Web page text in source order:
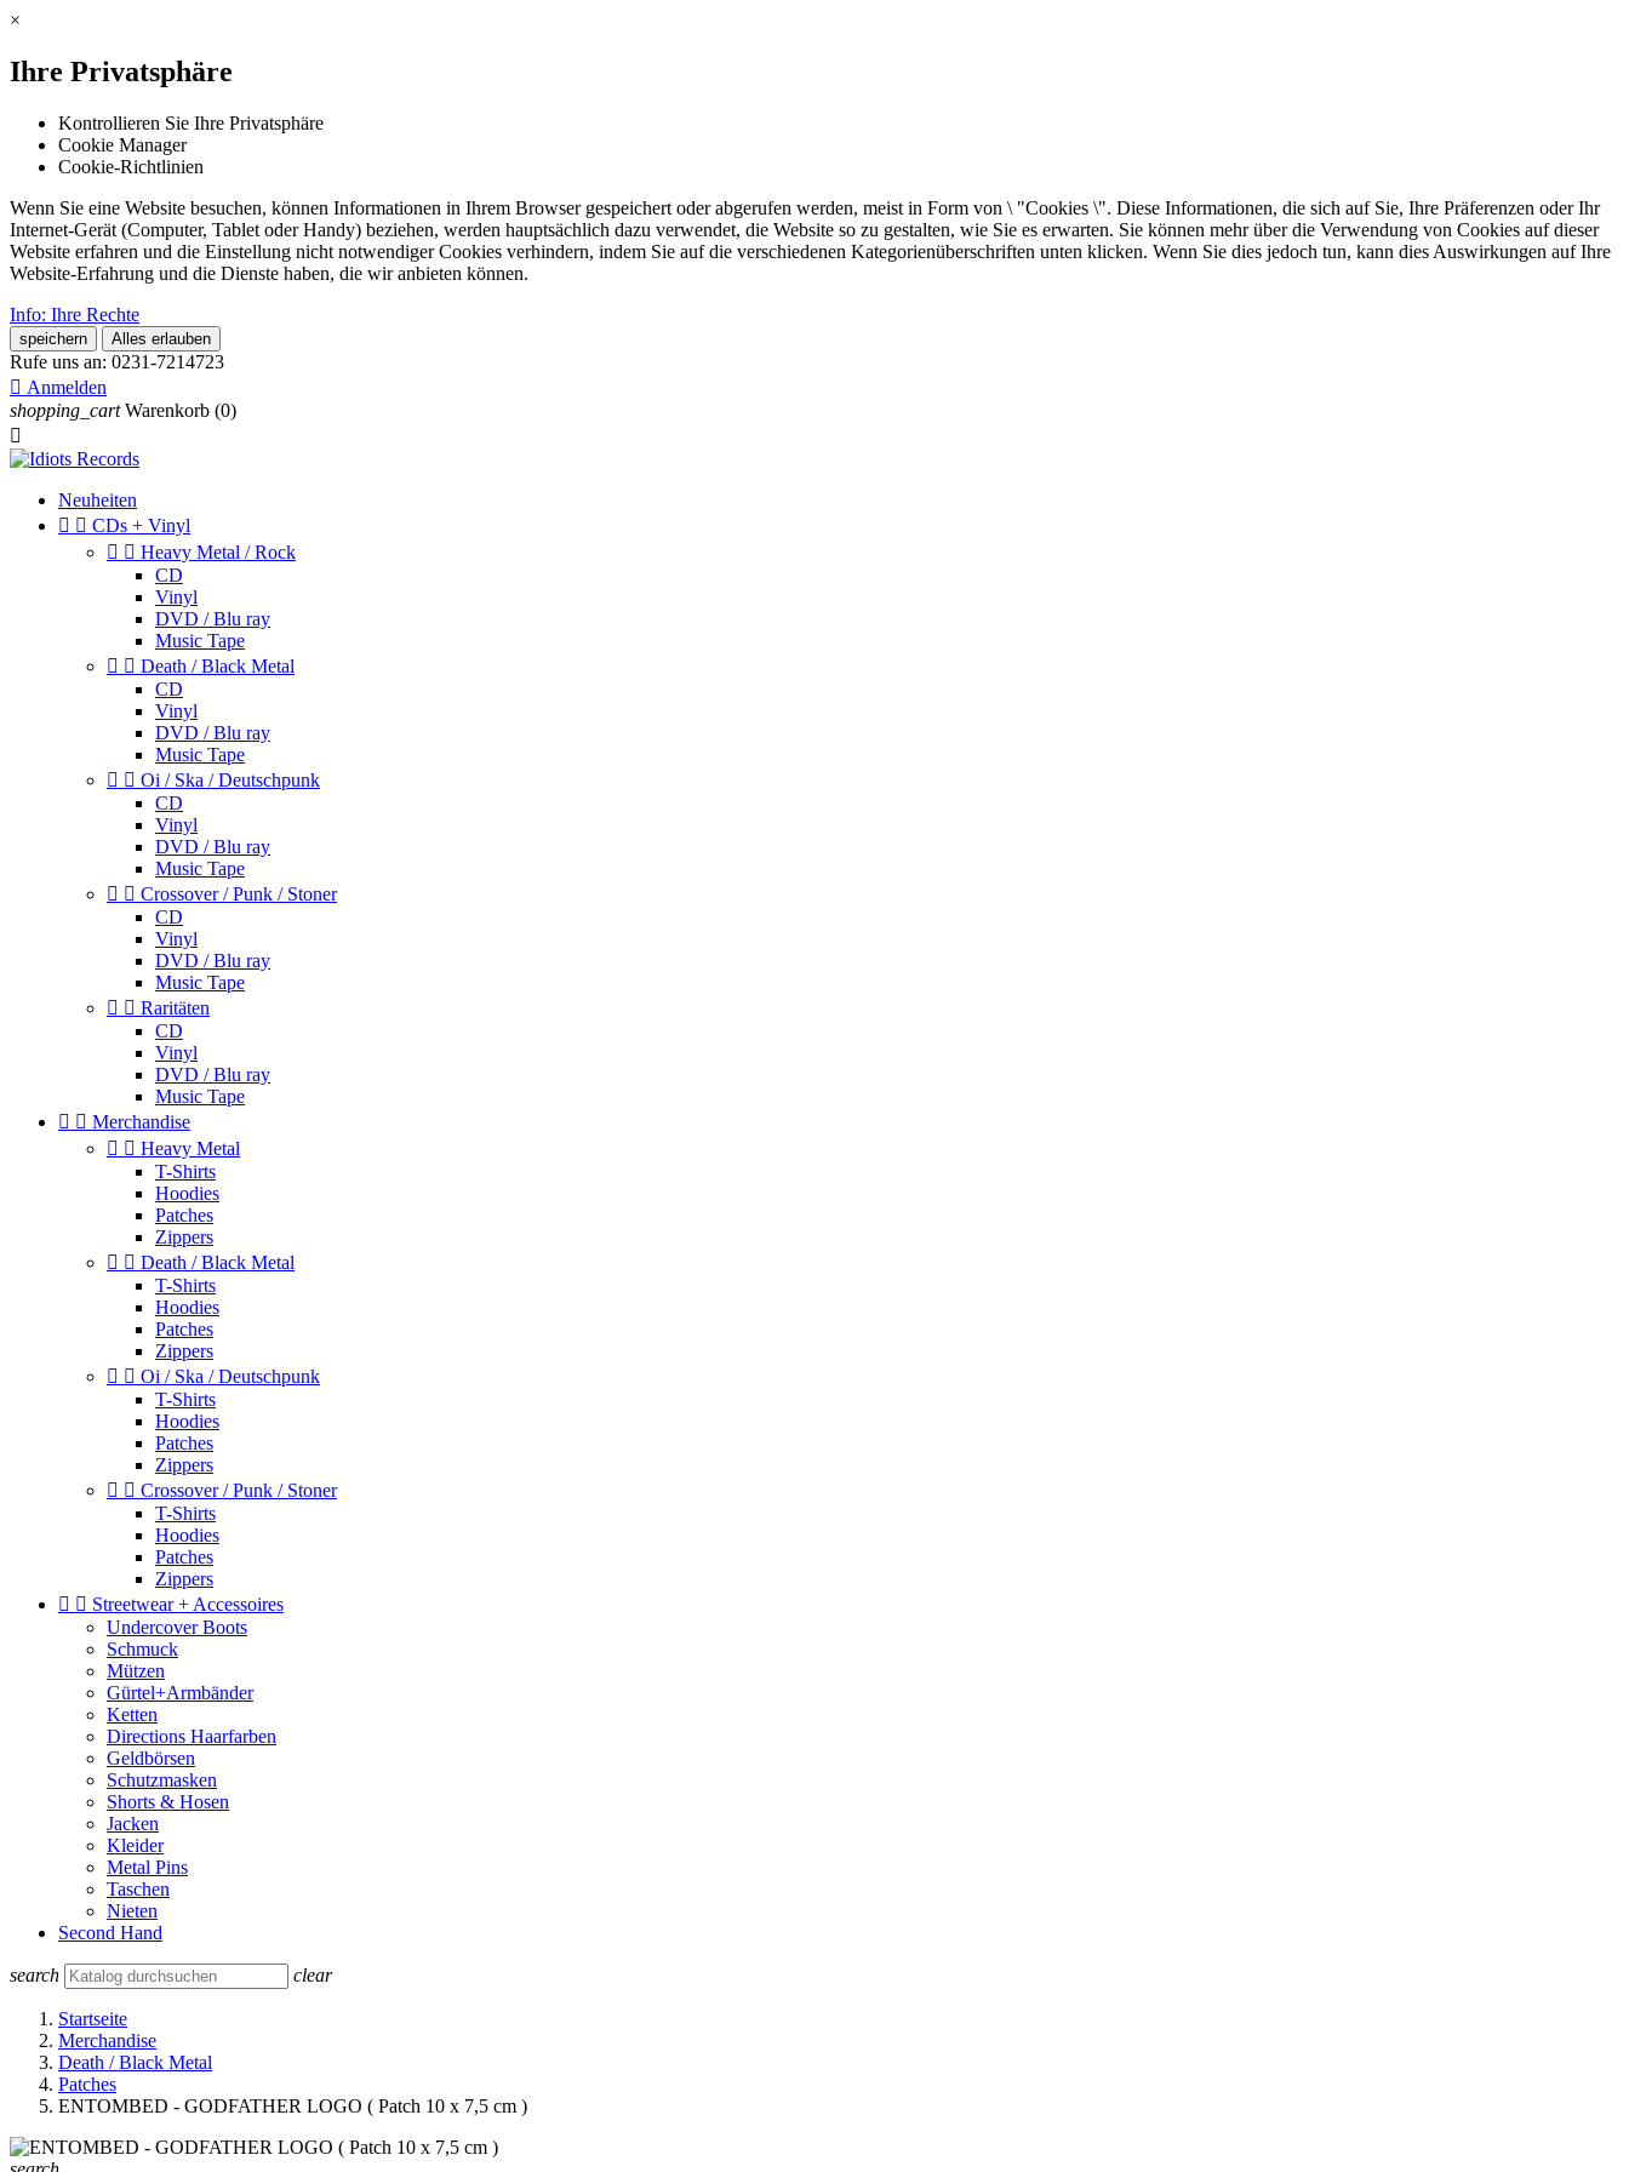
×
Ihre Privatsphäre
Kontrollieren Sie Ihre Privatsphäre
Cookie Manager
Cookie-Richtlinien
Wenn Sie eine Website besuchen, können Informationen in Ihrem Browser gespeichert oder abgerufen werden, meist in Form von \ "Cookies \". Diese Informationen, die sich auf Sie, Ihre Präferenzen oder Ihr
Internet-Gerät (Computer, Tablet oder Handy) beziehen, werden hauptsächlich dazu verwendet, die Website so zu gestalten, wie Sie es erwarten. Sie können mehr über die Verwendung von Cookies auf dieser
Website erfahren und die Einstellung nicht notwendiger Cookies verhindern, indem Sie auf die verschiedenen Kategorienüberschriften unten klicken. Wenn Sie dies jedoch tun, kann dies Auswirkungen auf Ihre
Website-Erfahrung und die Dienste haben, die wir anbieten können.
Info: Ihre Rechte
speichern Alles erlauben
Rufe uns an: 0231-7214723
 Anmelden
shopping_cart Warenkorb (0)

Neuheiten
  CDs + Vinyl
  Heavy Metal / Rock
CD
Vinyl
DVD / Blu ray
Music Tape
  Death / Black Metal
CD
Vinyl
DVD / Blu ray
Music Tape
  Oi / Ska / Deutschpunk
CD
Vinyl
DVD / Blu ray
Music Tape
  Crossover / Punk / Stoner
CD
Vinyl
DVD / Blu ray
Music Tape
  Raritäten
CD
Vinyl
DVD / Blu ray
Music Tape
  Merchandise
  Heavy Metal
T-Shirts
Hoodies
Patches
Zippers
  Death / Black Metal
T-Shirts
Hoodies
Patches
Zippers
  Oi / Ska / Deutschpunk
T-Shirts
Hoodies
Patches
Zippers
  Crossover / Punk / Stoner
T-Shirts
Hoodies
Patches
Zippers
  Streetwear + Accessoires
Undercover Boots
Schmuck
Mützen
Gürtel+Armbänder
Ketten
Directions Haarfarben
Geldbörsen
Schutzmasken
Shorts & Hosen
Jacken
Kleider
Metal Pins
Taschen
Nieten
Second Hand
search clear
Startseite
Merchandise
Death / Black Metal
Patches
ENTOMBED - GODFATHER LOGO ( Patch 10 x 7,5 cm )